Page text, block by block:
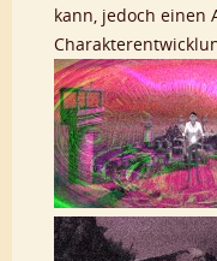
kann, jedoch einen